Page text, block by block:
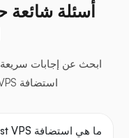
استضافة VPS في البرتغال في أي وقت.
ما هي استضافة UltaHost VPS في البرتغال؟